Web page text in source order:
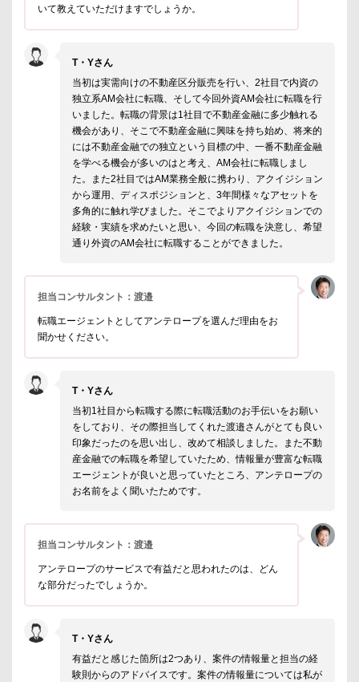
いて教えていただけますでしょうか。
T・Yさん
当初は実需向けの不動産区分販売を行い、2社目で内資の
独立系AM会社に転職、そして今回外資AM会社に転職を行
いました。転職の背景は1社目で不動産金融に多少触れる
機会があり、そこで不動産金融に興味を持ち始め、将来的
には不動産金融での独立という目標の中、一番不動産金融
を学べる機会が多いのはと考え、AM会社に転職しまし
た。また2社目ではAM業務全般に携わり、アクイジション
から運用、ディスポジションと、3年間様々なアセットを
多角的に触れ学びました。そこでよりアクイジションでの
経験・実績を求めたいと思い、今回の転職を決意し、希望
通り外資のAM会社に転職することができました。
担当コンサルタント：渡邉
転職エージェントとしてアンテロープを選んだ理由をお
聞かせください。
T・Yさん
当初1社目から転職する際に転職活動のお手伝いをお願い
をしており、その際担当してくれた渡邉さんがとても良い
印象だったのを思い出し、改めて相談しました。また不動
産金融での転職を希望していたため、情報量が豊富な転職
エージェントが良いと思っていたところ、アンテロープの
お名前をよく聞いたためです。
担当コンサルタント：渡邉
アンテロープのサービスで有益だと思われたのは、どん
な部分だったでしょうか。
T・Yさん
有益だと感じた箇所は2つあり、案件の情報量と担当の経
験則からのアドバイスです。案件の情報量については私が